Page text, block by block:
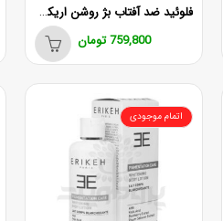
فلوئید ضد آفتاب بژ روشن اریکه برای پوست مختلط تا چرب
759,800 تومان
اتمام موجودی